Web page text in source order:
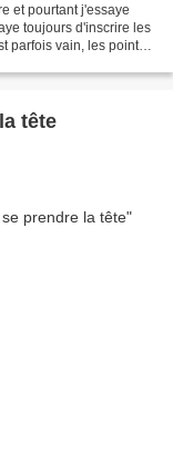
et pourtant j'essaye
toujours d'inscrire les
parfois vain, les points
tête